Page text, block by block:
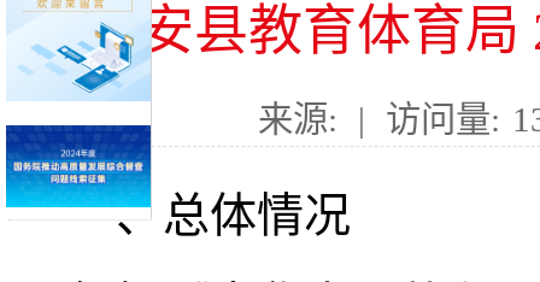
姚安县教育体育局
来源: | 访问量:
一、总体情况